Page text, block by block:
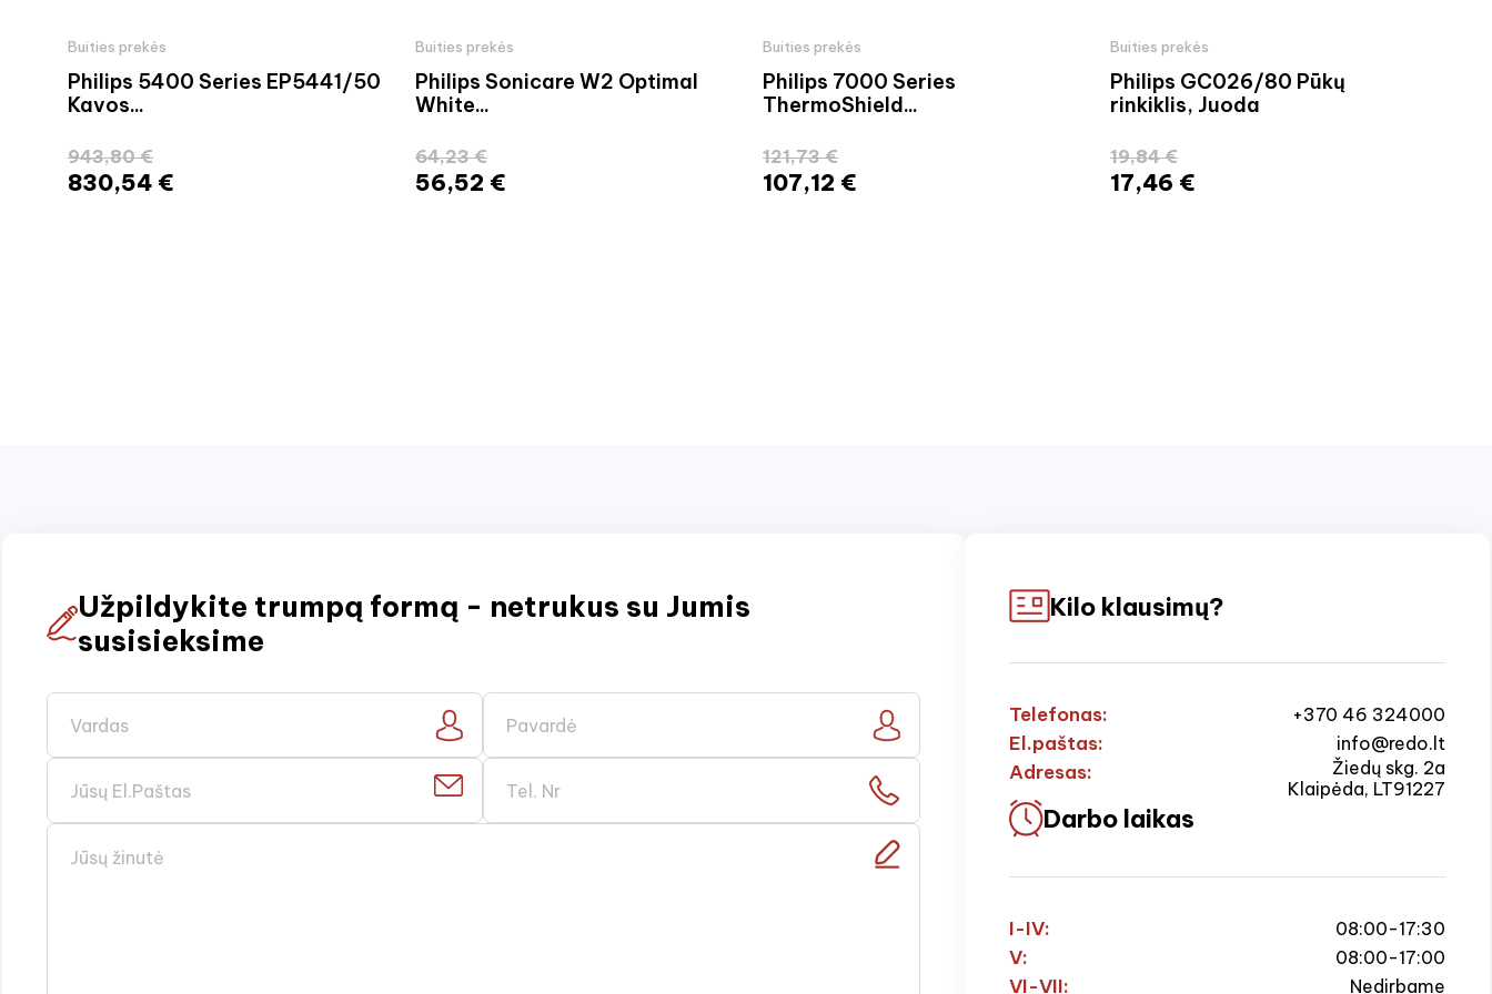
Buities prekės
Philips 5400 Series EP5441/50
Kavos...
943,80 €
830,54 €
Buities prekės
Philips Sonicare W2 Optimal
White...
64,23 €
56,52 €
Buities prekės
Philips 7000 Series
ThermoShield...
121,73 €
107,12 €
Buities prekės
Philips GC026/80 Pūkų
rinkiklis, Juoda
19,84 €
17,46 €
Užpildykite trumpą formą - netrukus su Jumis
susisieksime
Kilo klausimų?
Telefonas: +370 46 324000
El.paštas: info@redo.lt
Adresas:
Žiedų skg. 2a
Klaipėda, LT91227
Darbo laikas
I-IV: 08:00-17:30
V: 08:00-17:00
VI-VII: Nedirbame